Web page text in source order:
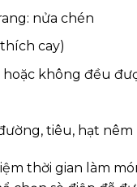
nửa chén
cay)
hoặc không đều
tiêu, hạt nêm
thời gian làm